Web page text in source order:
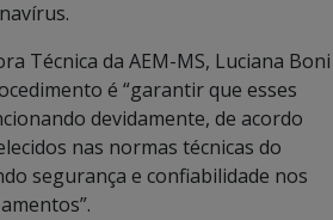
Técnica da AEM-MS, Luciana Boni
é “garantir que esses
devidamente, de acordo
nas normas técnicas do
segurança e confiabilidade nos